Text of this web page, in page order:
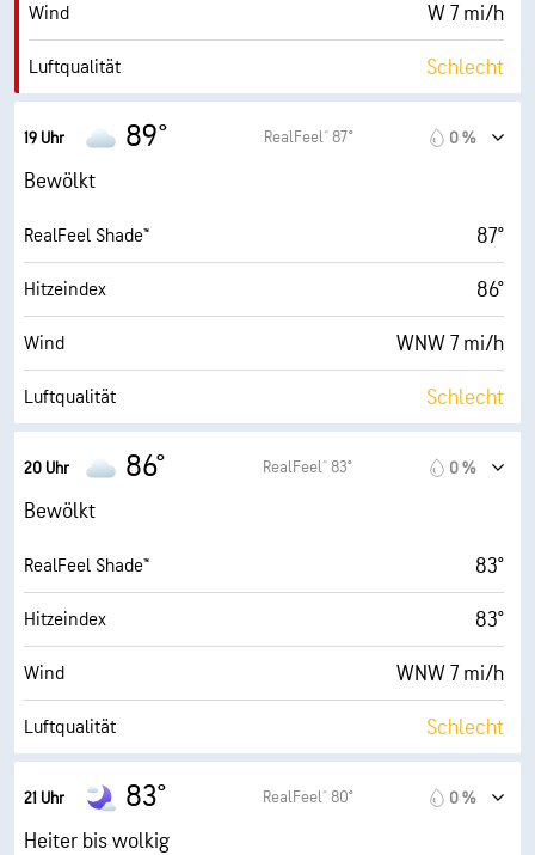
Wind W 7 mi/h
Luftqualität Schlecht
Maximaler UV-Indexwert
Böen
Luftfeuch. 23 %
Taupunkt 50° F
AccuLumen Brightness Index™ 1 (Dunkel)
Bewölkung 100 %
19 Uhr 89° RealFeel® 87° 0 %
Bewölkt
RealFeel Shade™ 87°
Hitzeindex 86°
Wind WNW 7 mi/h
Luftqualität Schlecht
Maximaler UV-Indexwert
Böen
Luftfeuch. 26 %
Taupunkt 50° F
AccuLumen Brightness Index™ 1 (Dunkel)
Bewölkung 100 %
20 Uhr 86° RealFeel® 83° 0 %
Bewölkt
RealFeel Shade™ 83°
Hitzeindex 83°
Wind WNW 7 mi/h
Luftqualität Schlecht
Maximaler UV-Indexwert
Böen
21 Uhr 83° RealFeel® 80° 0 %
Heiter bis wolkig